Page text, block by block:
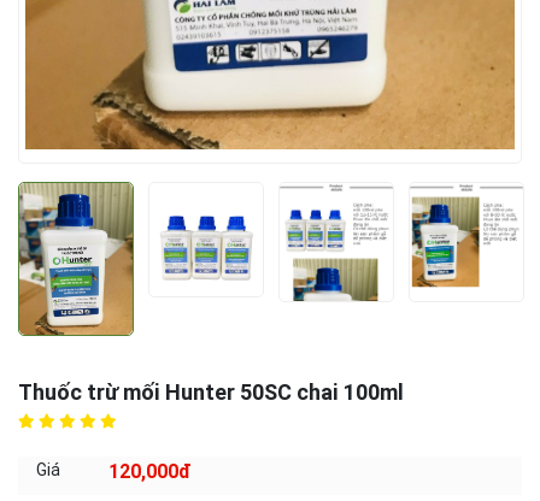
Thuốc trừ mối Hunter 50SC chai 100ml
Giá 120,000đ